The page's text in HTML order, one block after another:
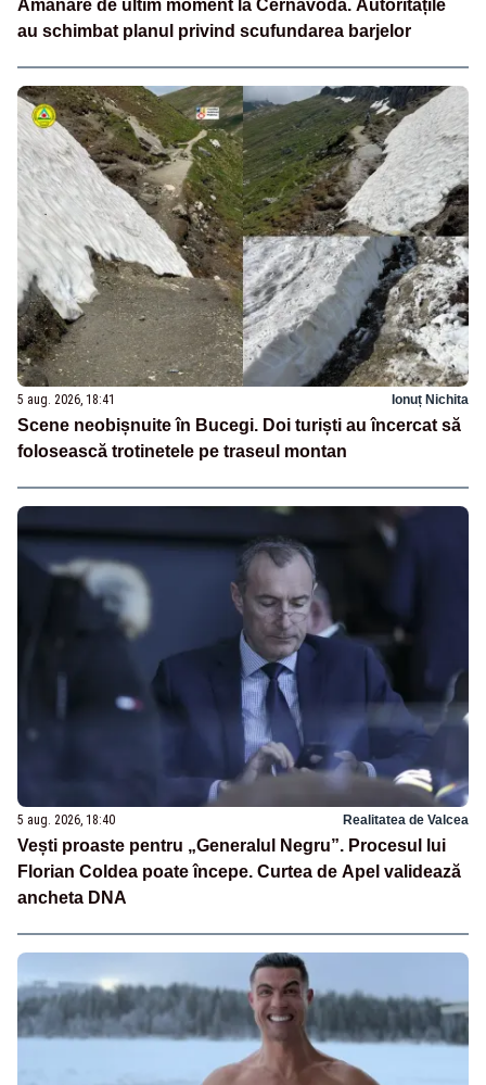
Amânare de ultim moment la Cernavodă. Autoritățile
au schimbat planul privind scufundarea barjelor
5 aug. 2026, 18:41 Ionuț Nichita
Scene neobișnuite în Bucegi. Doi turiști au încercat să
folosească trotinetele pe traseul montan
5 aug. 2026, 18:40 Realitatea de Valcea
Vești proaste pentru „Generalul Negru”. Procesul lui
Florian Coldea poate începe. Curtea de Apel validează
ancheta DNA